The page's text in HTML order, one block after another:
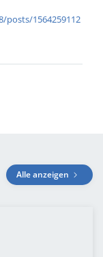
posts/1564259112
Alle anzeigen